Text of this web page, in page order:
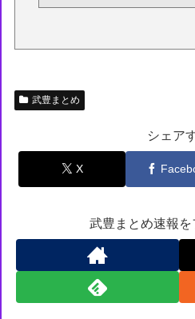
武豊まとめ
シェア
X
武豊まとめ速報を